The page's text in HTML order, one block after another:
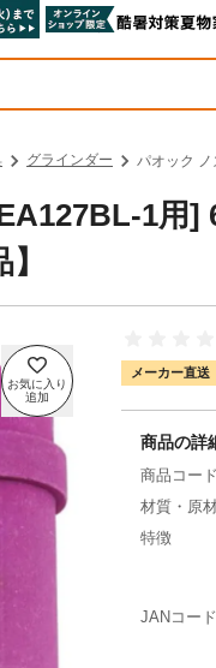
グラインダー パオック
1用]
メーカー直送
商品の詳
商品コード
材質・原
特徴
JANコード